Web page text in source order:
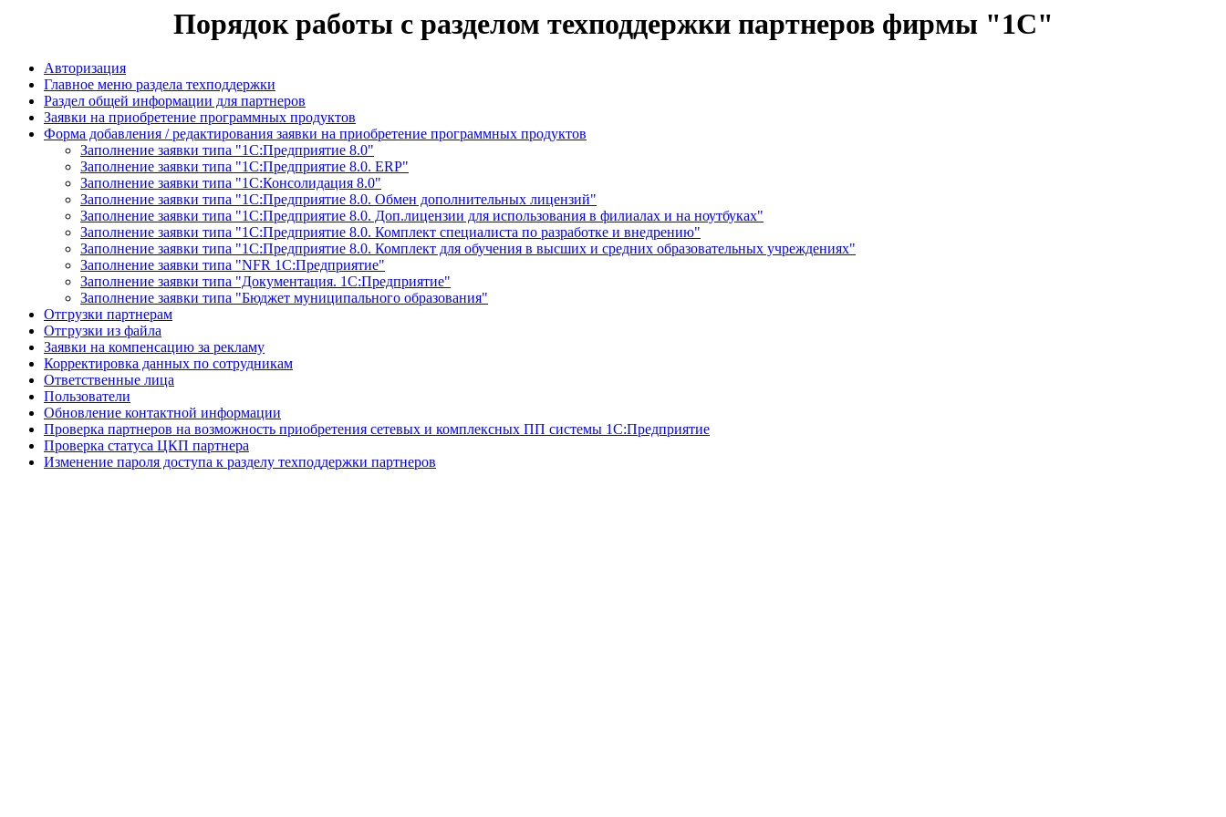
Порядок работы с разделом техподдержки партнеров фирмы "1С"
Авторизация
Главное меню раздела техподдержки
Раздел общей информации для партнеров
Заявки на приобретение программных продуктов
Форма добавления / редактирования заявки на приобретение программных продуктов
Заполнение заявки типа "1С:Предприятие 8.0"
Заполнение заявки типа "1С:Предприятие 8.0. ERP"
Заполнение заявки типа "1С:Консолидация 8.0"
Заполнение заявки типа "1С:Предприятие 8.0. Обмен дополнительных лицензий"
Заполнение заявки типа "1С:Предприятие 8.0. Доп.лицензии для использования в филиалах и на ноутбуках"
Заполнение заявки типа "1С:Предприятие 8.0. Комплект специалиста по разработке и внедрению"
Заполнение заявки типа "1С:Предприятие 8.0. Комплект для обучения в высших и средних образовательных учреждениях"
Заполнение заявки типа "NFR 1С:Предприятие"
Заполнение заявки типа "Документация. 1С:Предприятие"
Заполнение заявки типа "Бюджет муниципального образования"
Отгрузки партнерам
Отгрузки из файла
Заявки на компенсацию за рекламу
Корректировка данных по сотрудникам
Ответственные лица
Пользователи
Обновление контактной информации
Проверка партнеров на возможность приобретения сетевых и комплексных ПП системы 1С:Предприятие
Проверка статуса ЦКП партнера
Изменение пароля доступа к разделу техподдержки партнеров